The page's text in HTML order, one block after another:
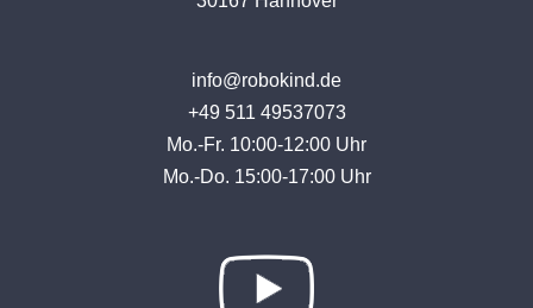
info@robokind.de
+49 511 49537073
Mo.-Fr. 10:00-12:00 Uhr
Mo.-Do. 15:00-17:00 Uhr